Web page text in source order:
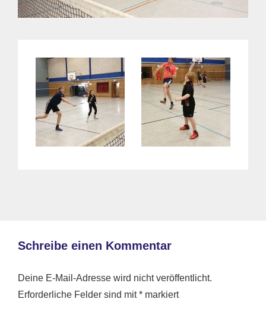
Schreibe einen Kommentar
Deine E-Mail-Adresse wird nicht veröffentlicht.
Erforderliche Felder sind mit* markiert